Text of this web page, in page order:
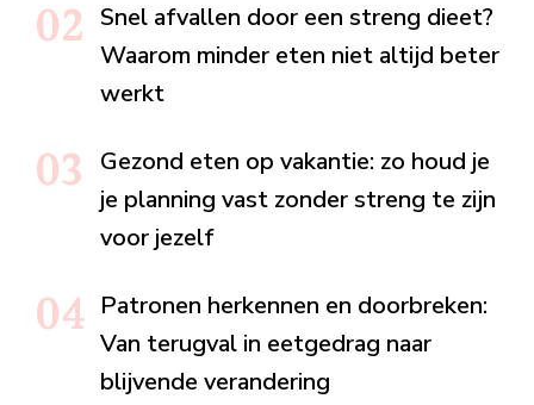
Snel afvallen door een streng dieet?
Waarom minder eten niet altijd beter
werkt
Gezond eten op vakantie: zo houd je
je planning vast zonder streng te zijn
voor jezelf
Patronen herkennen en doorbreken:
Van terugval in eetgedrag naar
blijvende verandering